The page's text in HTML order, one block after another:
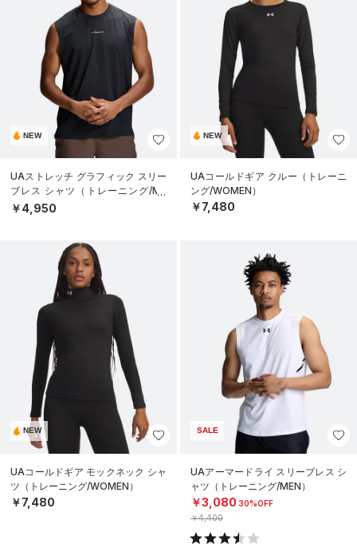
NEW
UAストレッチ グラフィック スリー
ブレス シャツ（トレーニング/ME
N）
￥4,950
NEW
UAコールドギア クルー（トレーニ
ング/WOMEN）
￥7,480
NEW
UAコールドギア モックネック シャ
ツ（トレーニング/WOMEN）
￥7,480
SALE
UAアーマードライ スリーブレス シ
ャツ（トレーニング/MEN）
￥3,080 30%OFF
￥4,400